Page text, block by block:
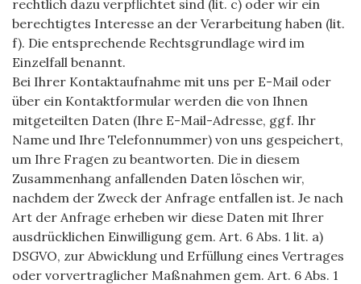
rechtlich dazu verpflichtet sind (lit. c) oder wir ein
berechtigtes Interesse an der Verarbeitung haben (lit.
f). Die entsprechende Rechtsgrundlage wird im
Einzelfall benannt.
Bei Ihrer Kontaktaufnahme mit uns per E-Mail oder
über ein Kontaktformular werden die von Ihnen
mitgeteilten Daten (Ihre E-Mail-Adresse, ggf. Ihr
Name und Ihre Telefonnummer) von uns gespeichert,
um Ihre Fragen zu beantworten. Die in diesem
Zusammenhang anfallenden Daten löschen wir,
nachdem der Zweck der Anfrage entfallen ist. Je nach
Art der Anfrage erheben wir diese Daten mit Ihrer
ausdrücklichen Einwilligung gem. Art. 6 Abs. 1 lit. a)
DSGVO, zur Abwicklung und Erfüllung eines Vertrages
oder vorvertraglicher Maßnahmen gem. Art. 6 Abs. 1